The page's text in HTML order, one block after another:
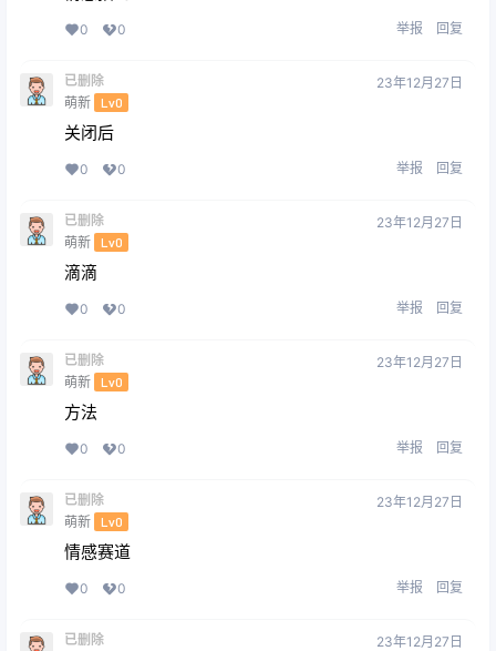
0 0 举报 回复
已删除
萌新 Lv0
23年12月27日
关闭后
0 0 举报 回复
已删除
萌新 Lv0
23年12月27日
滴滴
0 0 举报 回复
已删除
萌新 Lv0
23年12月27日
方法
0 0 举报 回复
已删除
萌新 Lv0
23年12月27日
情感赛道
0 0 举报 回复
已删除
23年12月27日